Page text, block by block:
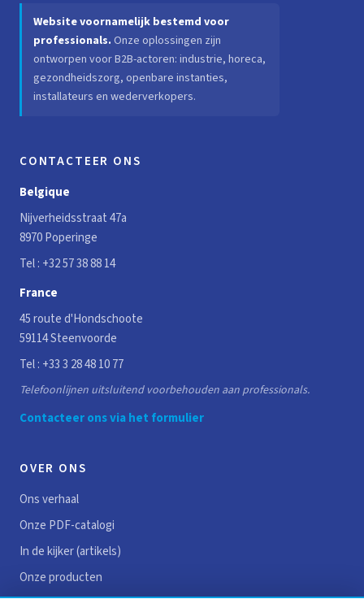
Website voornamelijk bestemd voor
professionals. Onze oplossingen zijn
ontworpen voor B2B-actoren: industrie, horeca,
gezondheidszorg, openbare instanties,
installateurs en wederverkopers.
CONTACTEER ONS
Belgique
Nijverheidsstraat 47a
8970 Poperinge
Tel : +32 57 38 88 14
France
45 route d'Hondschoote
59114 Steenvoorde
Tel : +33 3 28 48 10 77
Telefoonlijnen uitsluitend voorbehouden aan professionals.
Contacteer ons via het formulier
OVER ONS
Ons verhaal
Onze PDF-catalogi
In de kijker (artikels)
Onze producten